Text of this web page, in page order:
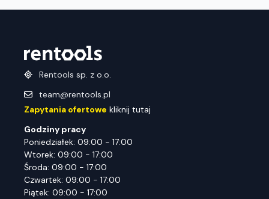
Rentools sp. z o.o.
team@rentools.pl
Zapytania ofertowe kliknij tutaj
Godziny pracy
Poniedziałek: 09:00 - 17:00
Wtorek: 09:00 - 17:00
Środa: 09:00 - 17:00
Czwartek: 09:00 - 17:00
Piątek: 09:00 - 17:00